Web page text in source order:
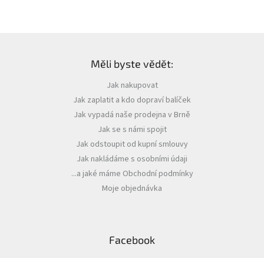
Měli byste vědět:
Jak nakupovat
Jak zaplatit a kdo dopraví balíček
Jak vypadá naše prodejna v Brně
Jak se s námi spojit
Jak odstoupit od kupní smlouvy
Jak nakládáme s osobními údaji
...a jaké máme Obchodní podmínky
Moje objednávka
Facebook